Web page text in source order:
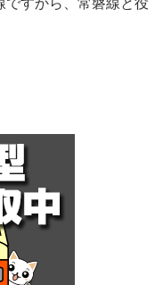
ですから、常磐線と役